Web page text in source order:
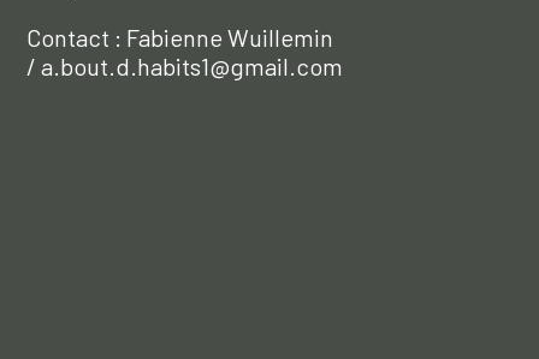
Contact : Fabienne Wuillemin
/ a.bout.d.habits1@gmail.com